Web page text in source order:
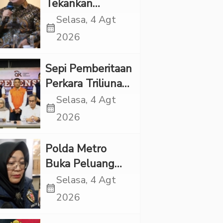
Tekankan
Pentingnya
Inovasi
di “Indonesian
Brain Forum
2026 UPN
Veteran Jakarta”
calendar_month
Selasa, 4 Agt
2026
Sepi Pemberitaan
Perkara Triliunan
Rupiah Investree,
Ternyata Sudah
calendar_month
Selasa, 4 Agt
2026
Polda Metro
Buka Peluang
Periksa YouTuber
Bigmo terkait
calendar_month
Selasa, 4 Agt
2026